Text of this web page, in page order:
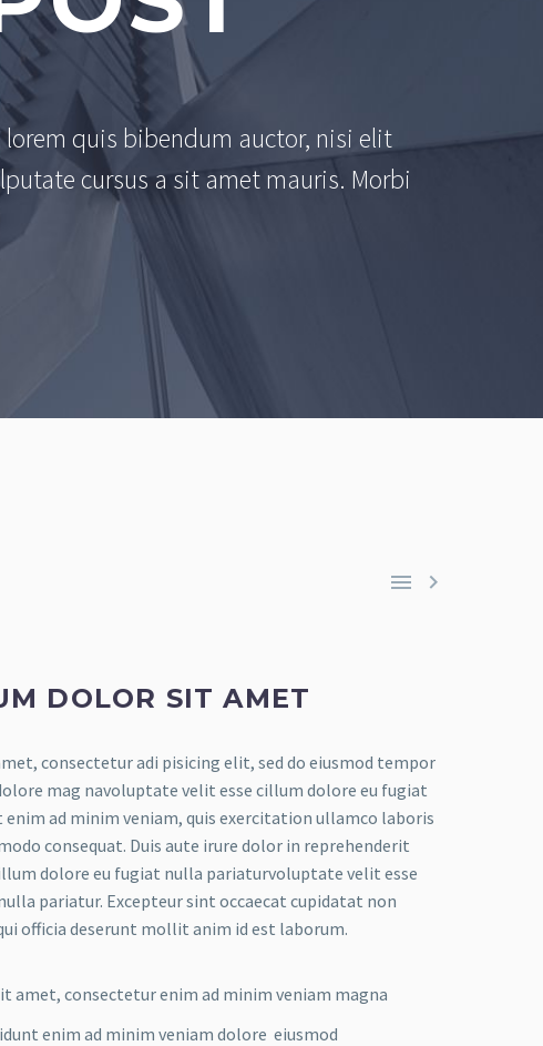
quis bibendum auctor, nisi elit
cursus a sit amet mauris. Morbi
 
DOLOR SIT AMET
consectetur adi pisicing elit, sed do eiusmod tempor
mag navoluptate velit esse cillum dolore eu fugiat
ad minim veniam, quis exercitation ullamco laboris
consequat. Duis aute irure dolor in reprehenderit
dolore eu fugiat nulla pariaturvoluptate velit esse
pariatur. Excepteur sint occaecat cupidatat non
officia deserunt mollit anim id est laborum.
amet, consectetur enim ad minim veniam magna
enim ad minim veniam dolore eiusmod